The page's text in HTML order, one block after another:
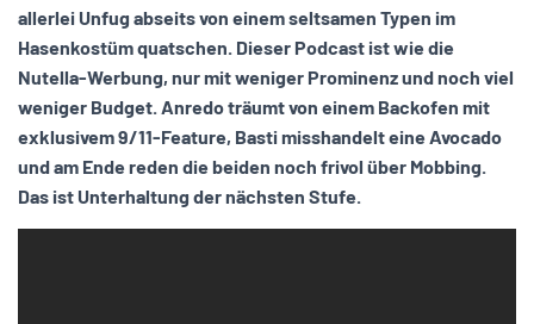
allerlei Unfug abseits von einem seltsamen Typen im
Hasenkostüm quatschen. Dieser Podcast ist wie die
Nutella-Werbung, nur mit weniger Prominenz und noch viel
weniger Budget. Anredo träumt von einem Backofen mit
exklusivem 9/11-Feature, Basti misshandelt eine Avocado
und am Ende reden die beiden noch frivol über Mobbing.
Das ist Unterhaltung der nächsten Stufe.